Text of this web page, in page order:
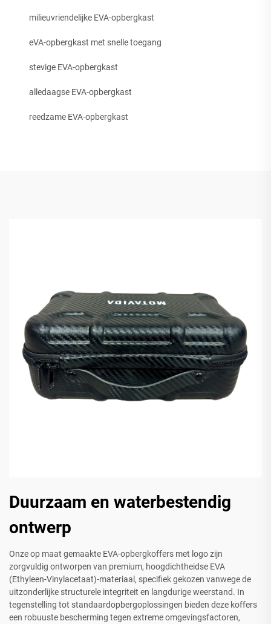
milieuvriendelijke EVA-opbergkast
eVA-opbergkast met snelle toegang
stevige EVA-opbergkast
alledaagse EVA-opbergkast
reedzame EVA-opbergkast
Duurzaam en waterbestendig
ontwerp
Onze op maat gemaakte EVA-opbergkoffers met logo zijn
zorgvuldig ontworpen van premium, hoogdichtheidse EVA
(Ethyleen-Vinylacetaat)-materiaal, specifiek gekozen vanwege de
uitzonderlijke structurele integriteit en langdurige weerstand. In
tegenstelling tot standaardopbergoplossingen bieden deze koffers
een robuuste bescherming tegen extreme omgevingsfactoren,